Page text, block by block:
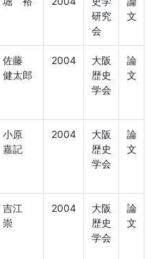
研究
会
文
佐藤
健太郎
2004
大阪
歴史
学会
論
文
小原
嘉記
2004
大阪
歴史
学会
論
文
吉江
崇
2004
大阪
歴史
学会
論
文